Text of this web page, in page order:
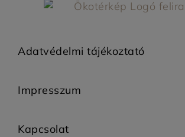
Adatvédelmi tájékoztató
Impresszum
Kapcsolat